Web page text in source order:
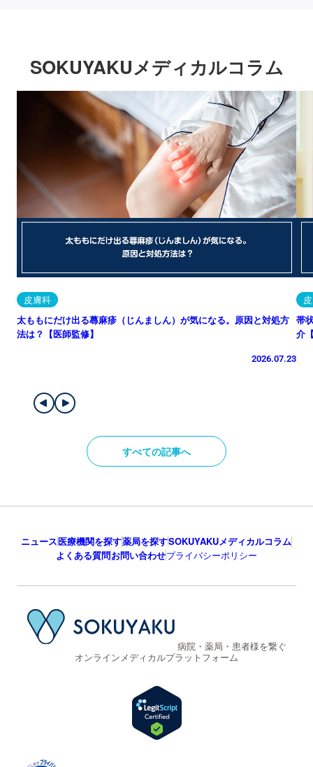
SOKUYAKUメディカルコラム
皮膚科
太ももにだけ出る蕁麻疹（じんましん）が気になる。原因と対処方
法は？【医師監修】
2026.07.23
帯
介
すべての記事へ
ニュース医療機関を探す薬局を探すSOKUYAKUメディカルコラム
よくある質問お問い合わせプライバシーポリシー
病院・薬局・患者様を繋ぐ
オンラインメディカルプラットフォーム